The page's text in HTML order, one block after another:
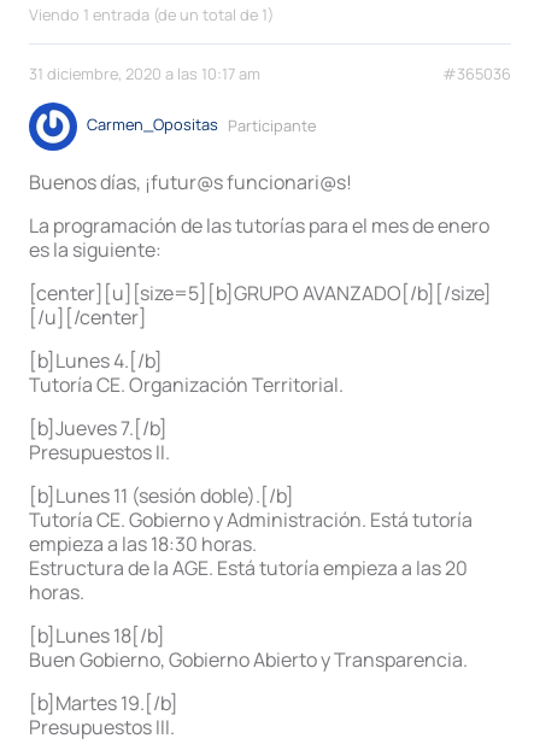
Viendo 1 entrada (de un total de 1)
31 diciembre, 2020 a las 10:17 am #365036
Carmen_Opositas Participante
Buenos días, ¡futur@s funcionari@s!
La programación de las tutorías para el mes de enero
es la siguiente:
[center][u][size=5][b]GRUPO AVANZADO[/b][/size]
[/u][/center]
[b]Lunes 4.[/b]
Tutoría CE. Organización Territorial.
[b]Jueves 7.[/b]
Presupuestos II.
[b]Lunes 11 (sesión doble).[/b]
Tutoría CE. Gobierno y Administración. Está tutoría
empieza a las 18:30 horas.
Estructura de la AGE. Está tutoría empieza a las 20
horas.
[b]Lunes 18[/b]
Buen Gobierno, Gobierno Abierto y Transparencia.
[b]Martes 19.[/b]
Presupuestos III.